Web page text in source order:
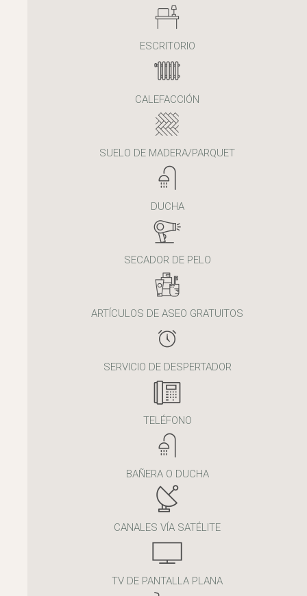
ESCRITORIO
CALEFACCIÓN
SUELO DE MADERA/PARQUET
DUCHA
SECADOR DE PELO
ARTÍCULOS DE ASEO GRATUITOS
SERVICIO DE DESPERTADOR
TELÉFONO
BAÑERA O DUCHA
CANALES VÍA SATÉLITE
TV DE PANTALLA PLANA